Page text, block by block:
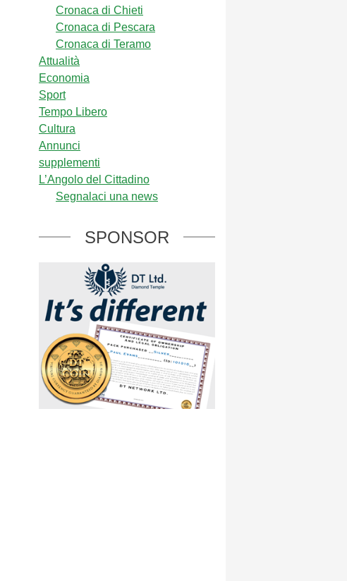
Cronaca di Chieti
Cronaca di Pescara
Cronaca di Teramo
Attualità
Economia
Sport
Tempo Libero
Cultura
Annunci
supplementi
L’Angolo del Cittadino
Segnalaci una news
SPONSOR